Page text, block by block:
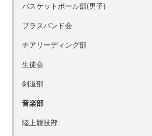
バスケットボール部(男子)
ブラスバンド会
チアリーディング部
生徒会
剣道部
音楽部
陸上競技部